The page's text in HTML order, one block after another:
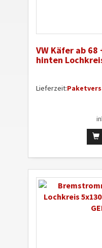
VW Käfer ab
hinten
Lieferzeit: